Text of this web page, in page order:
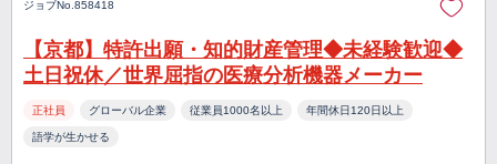
ジョブNo.858418
【京都】特許出願・知的財産管理◆未経験歓迎◆
土日祝休／世界屈指の医療分析機器メーカー
正社員 グローバル企業 従業員1000名以上 年間休日120日以上
語学が生かせる